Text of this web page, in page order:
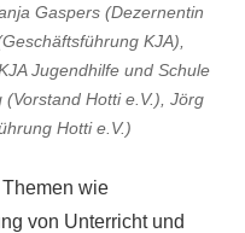
Gaspers (Dezernentin
KJA),
Jugendhilfe und Schule
Hotti e.V.), Jörg
Hotti e.V.)
wie
von Unterricht und